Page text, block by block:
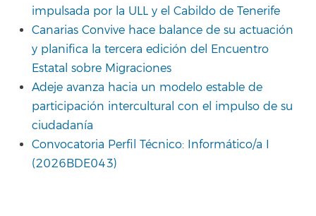
impulsada por la ULL y el Cabildo de Tenerife
Canarias Convive hace balance de su actuación
y planifica la tercera edición del Encuentro
Estatal sobre Migraciones
Adeje avanza hacia un modelo estable de
participación intercultural con el impulso de su
ciudadanía
Convocatoria Perfil Técnico: Informático/a I
(2026BDE043)